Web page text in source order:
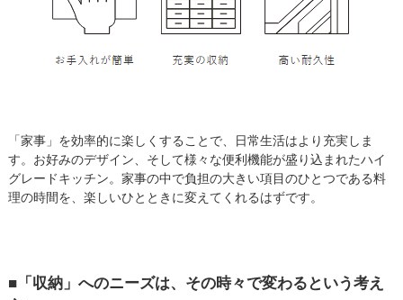
「家事」を効率的に楽しくすることで、日常生活はより充実しま
す。お好みのデザイン、そして様々な便利機能が盛り込まれたハイ
グレードキッチン。家事の中で負担の大きい項目のひとつである料
理の時間を、楽しいひとときに変えてくれるはずです。
■「収納」へのニーズは、その時々で変わるという考え